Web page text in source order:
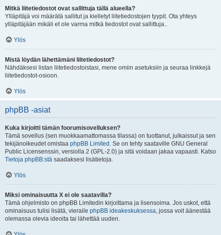
Mitkä liitetiedostot ovat sallittuja tällä alueella?
Ylläpitäjä voi määrätä sallitut ja kielletyt liitetiedostojen tyypit. Ota yhteys
ylläpitäjään mikäli et ole varma mitkä tiedostot ovat sallittuja..
Ylös
Mistä löydän lähettämäni liitetiedostot?
Nähdäksesi listan liitetiedostoistasi, mene omiin asetuksiin ja seuraa linkkejä
liitetiedostot-osioon.
Ylös
phpBB -asiat
Kuka kirjoitti tämän foorumisovelluksen?
Tämä sovellus (sen muokkaamattomassa tilassa) on tuottanut, julkaissut ja sen
tekijänoikeudet omistaa phpBB Limited . Se on tehty saataville GNU General
Public Licensenssin, versiolla 2 (GPL-2.0) ja sitä voidaan jakaa vapaasti. Katso
Tietoja phpBB:stä saadaksesi lisätietoja.
Ylös
Miksi ominaisuutta X ei ole saatavilla?
Tämä ohjelmisto on phpBB Limitedin kirjoittama ja lisensoima. Jos uskot, että
ominaisuus tulisi lisätä, vieraile phpBB ideakeskuksessa, jossa voit äänestää
olemassa olevia ideoita tai lähettää uuden.